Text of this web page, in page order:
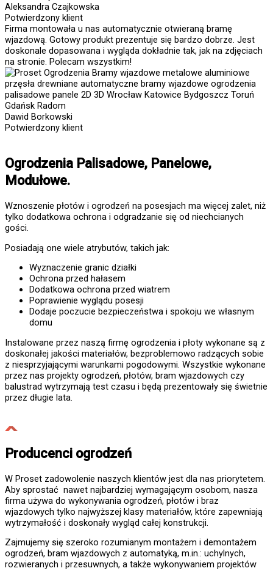
Aleksandra Czajkowska
Potwierdzony klient
Firma montowała u nas automatycznie otwieraną bramę
wjazdową. Gotowy produkt prezentuje się bardzo dobrze. Jest
doskonale dopasowana i wygląda dokładnie tak, jak na zdjęciach
na stronie. Polecam wszystkim!
Dawid Borkowski
Potwierdzony klient
Ogrodzenia Palisadowe, Panelowe,
Modułowe.
Wznoszenie płotów i ogrodzeń na posesjach ma więcej zalet, niż
tylko dodatkowa ochrona i odgradzanie się od niechcianych
gości.
Posiadają one wiele atrybutów, takich jak:
Wyznaczenie granic działki
Ochrona przed hałasem
Dodatkowa ochrona przed wiatrem
Poprawienie wyglądu posesji
Dodaje poczucie bezpieczeństwa i spokoju we własnym
domu
Instalowane przez naszą firmę ogrodzenia i płoty wykonane są z
doskonałej jakości materiałów, bezproblemowo radzących sobie
z niesprzyjającymi warunkami pogodowymi. Wszystkie wykonane
przez nas projekty ogrodzeń, płotów, bram wjazdowych czy
balustrad wytrzymają test czasu i będą prezentowały się świetnie
przez długie lata.
Producenci ogrodzeń
W Proset zadowolenie naszych klientów jest dla nas priorytetem.
Aby sprostać nawet najbardziej wymagającym osobom, nasza
firma używa do wykonywania ogrodzeń, płotów i braz
wjazdowych tylko najwyższej klasy materiałów, które zapewniają
wytrzymałość i doskonały wygląd całej konstrukcji.
Zajmujemy się szeroko rozumianym montażem i demontażem
ogrodzeń, bram wjazdowych z automatyką, m.in.: uchylnych,
rozwieranych i przesuwnych, a także wykonywaniem projektów